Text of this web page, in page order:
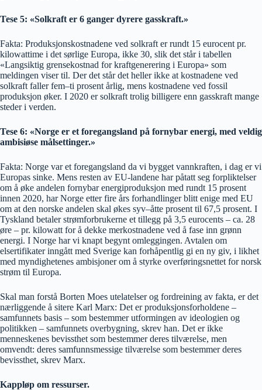
Tese 5: «Solkraft er 6 ganger dyrere gasskraft.»
Fakta: Produksjonskostnadene ved solkraft er rundt 15 eurocent pr.
kilowattime i det sørlige Europa, ikke 30, slik det står i tabellen
«Langsiktig grensekostnad for kraftgenerering i Europa» som
meldingen viser til. Der det står det heller ikke at kostnadene ved
solkraft faller fem–ti prosent årlig, mens kostnadene ved fossil
produksjon øker. I 2020 er solkraft trolig billigere enn gasskraft mange
steder i verden.
Tese 6: «Norge er et foregangsland på fornybar energi, med veldig
ambisiøse målsettinger.»
Fakta: Norge var et foregangsland da vi bygget vannkraften, i dag er vi
Europas sinke. Mens resten av EU-landene har påtatt seg forpliktelser
om å øke andelen fornybar energiproduksjon med rundt 15 prosent
innen 2020, har Norge etter fire års forhandlinger blitt enige med EU
om at den norske andelen skal økes syv–åtte prosent til 67,5 prosent. I
Tyskland betaler strømforbrukerne et tillegg på 3,5 eurocents – ca. 28
øre – pr. kilowatt for å dekke merkostnadene ved å fase inn grønn
energi. I Norge har vi knapt begynt omleggingen. Avtalen om
elsertifikater inngått med Sverige kan forhåpentlig gi en ny giv, i likhet
med myndighetenes ambisjoner om å styrke overføringsnettet for norsk
strøm til Europa.
Skal man forstå Borten Moes utelatelser og fordreining av fakta, er det
nærliggende å sitere Karl Marx: Det er produksjonsforholdene –
samfunnets basis – som bestemmer utformingen av ideologien og
politikken – samfunnets overbygning, skrev han. Det er ikke
menneskenes bevissthet som bestemmer deres tilværelse, men
omvendt: deres samfunnsmessige tilværelse som bestemmer deres
bevissthet, skrev Marx.
Kappløp om ressurser.